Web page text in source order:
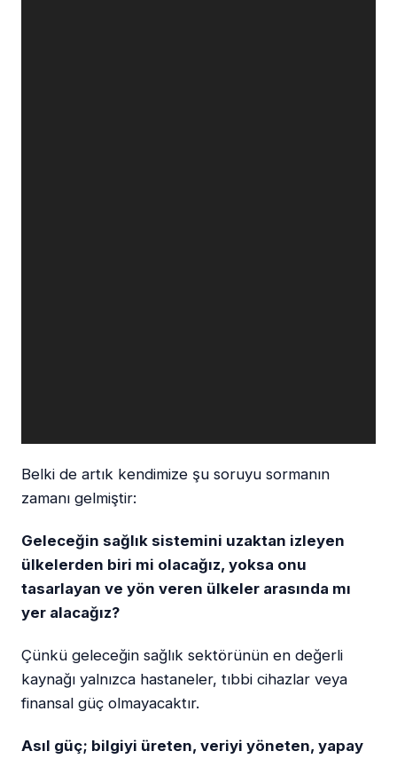
Belki de artık kendimize şu soruyu sormanın
zamanı gelmiştir:
Geleceğin sağlık sistemini uzaktan izleyen
ülkelerden biri mi olacağız, yoksa onu
tasarlayan ve yön veren ülkeler arasında mı
yer alacağız?
Çünkü geleceğin sağlık sektörünün en değerli
kaynağı yalnızca hastaneler, tıbbi cihazlar veya
finansal güç olmayacaktır.
Asıl güç; bilgiyi üreten, veriyi yöneten, yapay